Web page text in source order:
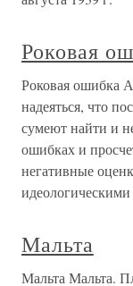
Роковая
Роковая ошибка
надеяться, что
сумеют найти и
ошибках и
негативные
идеологическими
Мальта
Мальта Мальта.